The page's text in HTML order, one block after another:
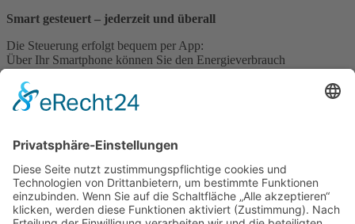
Smart gesteuert – jederzeit und überall
Die Steuerung erfolgt bequem per App:
Über Ihr Smartphone können Sie den Energieverbrauch
erkennen – ganz ohne Handwerkerbesuch.
Die Klimageräte lassen sich zudem in
Zuhause.
Sollten Sie sich für eine Kühlung über die Decke oder Wände in
Kombination mit Feuchteregulierung interssieren, dann besuchen
Sie unsere Seite zum Thema Lehm Heiz- und Kühldecken.